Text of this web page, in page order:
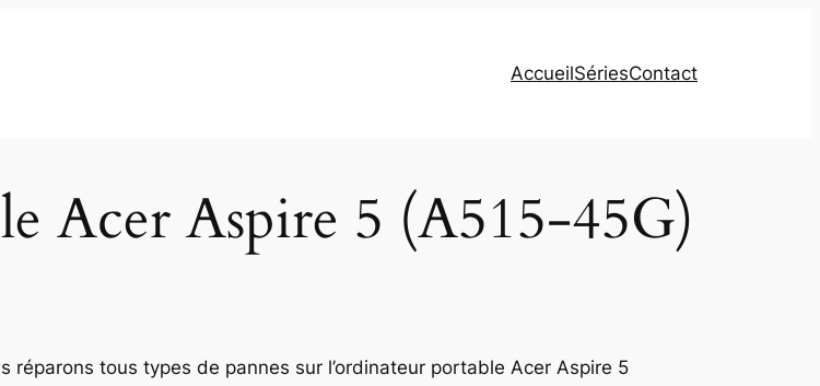
AccueilSériesContact
Acer Aspire 5 (A515-45G)
réparons tous types de pannes sur l’ordinateur portable Acer Aspire 5